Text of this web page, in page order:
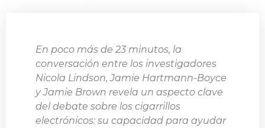
En poco más de 23 minutos, la
conversación entre los investigadores
Nicola Lindson, Jamie Hartmann-Boyce
y Jamie Brown revela un aspecto clave
del debate sobre los cigarrillos
electrónicos: su capacidad para ayudar